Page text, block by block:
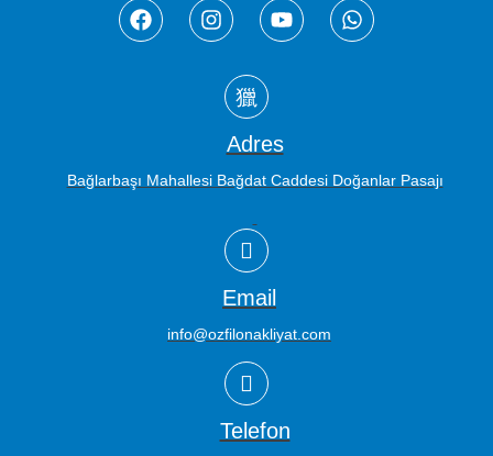
Adres
Bağlarbaşı Mahallesi Bağdat Caddesi Doğanlar Pasajı
Email
info@ozfilonakliyat.com
Telefon